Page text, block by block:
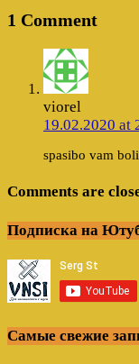
1 Comment
viorel
19.02.2020 at
spasibo vam
Comments are
Подписка на
Самые свежие